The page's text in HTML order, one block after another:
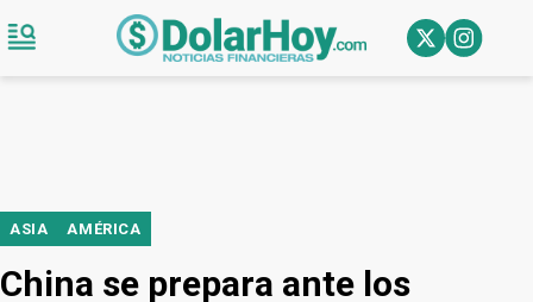
ASIA AMÉRICA
China se prepara ante los